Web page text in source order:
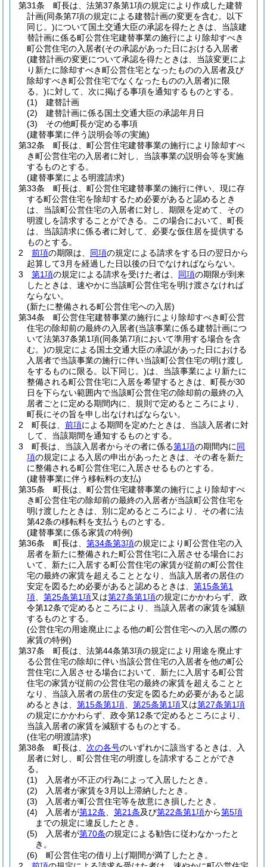
第31条
町長は、法第37条第1項の規定により作成した建替
計画(同条第7項の規定による建替計画の変更を含む。以下
同じ。)について国土交通大臣の承認を得たときは、当該建
替計画に係る町公営住宅建替事業の施行により除却すべき
町公営住宅の入居者(その承認があった日における入居者
(建替計画の変更について承認を得たときは、当該変更によ
り新たに除却すべき町公営住宅となったものの入居者及び
除却すべき町公営住宅でなくなったものの入居者)に限
る。)に対して、次に掲げる事項を通知するものとする。
(1)
建替計画
(2)
建替計画に係る国土交通大臣の承認年月日
(3)
その他町長が定める事項
(建替事業に伴う説明会等の実施)
第32条
町長は、町公営住宅建替事業の施行により除却すべ
き町公営住宅の入居者に対し、当該事業の説明会等を実施
するものとする。
(建替事業による明渡請求)
第33条
町長は、町公営住宅建替事業の施行に伴い、現に存
する町公営住宅を除却するため必要があると認めるとき
は、当該町公営住宅の入居者に対し、期限を定めて、その
明渡しを請求することができる。
この場合において、町長
は、当該請求に係る者に対して、必要な仮住居を提供する
ものとする。
2
前項の期限は、 同項の規定による請求をする日の翌日から
起算して3月を経過した日以後の日でなければならない。
3
第1項の規定による請求を受けた者は、 同項の期限が到来
したときは、速やかに当該町公営住宅を明け渡さなければ
ならない。
(新たに整備される町公営住宅への入居)
第34条
町公営住宅建替事業の施行により除却すべき町公営
住宅の除却前の最終の入居者(当該事業に係る建替計画につ
いて法第37条第1項(同条第7項において準用する場合を含
む。)の規定による国土交通大臣の承認があった日における
入居者で当該事業の施行に伴い当該町公営住宅の明け渡し
をするものに限る。以下同じ。)は、当該事業により新たに
整備される町公営住宅に入居を希望するときは、町長が30
日を下らない範囲内で当該町公営住宅の除却前の最終の入
居者ごとに定める期間内に、規則で定めるところにより、
町長にその旨を申し出なければならない。
2
町長は、 前項による期間を定めたときは、当該入居者に対
して、当該期間を通知するものとする。
3
町長は、当該入居者からその者に係る第1項の期間内に同
項の規定による入居の申出があったときは、その者を新た
に整備される町公営住宅に入居させるものとする。
(建替事業に伴う移転料の支払)
第35条
町長は、町公営住宅建替事業の施行により除却すべ
き町公営住宅の除却前の最終の入居者が当該町公営住宅を
明け渡したときは、別に定めるところにより、その者に法
第42条の移転料を支払うものとする。
(建替事業に係る家賃の特例)
第36条
町長は、 第34条第3項の規定により町公営住宅の入
居者を新たに整備された町公営住宅に入居させる場合にお
いて、新たに入居する町公営住宅の家賃が従前の町公営住
宅の最終の家賃を超えることとなり、当該入居者の居住の
安定を図るため必要があると認めるときは、 第15条第1
項
第25条第1項又は第27条第1項の規定にかかわらず、政
令第12条で定めるところにより、当該入居者の家賃を減額
するものとする。
(公営住宅の用途廃止による他の町公営住宅への入居の際の
家賃の特例)
第37条
町長は、法第44条第3項の規定により用途を廃止す
る公営住宅の除却に伴い当該公営住宅の入居者を他の町公
営住宅に入居させる場合において、新たに入居する町公営
住宅の家賃が従前の公営住宅の最終の家賃を超えることと
なり、当該入居者の居住の安定を図るため必要があると認
めるときは、 第15条第1項 第25条第1項又は第27条第1項
の規定にかかわらず、政令第12条で定めるところにより、
当該入居者の家賃を減額するものとする。
(住宅の明渡請求)
第38条
町長は、 次の各号のいずれかに該当するときは、入
居者に対し、町公営住宅の明渡しを請求することができ
る。
(1)
入居者が不正の行為によって入居したとき。
(2)
入居者が家賃を3月以上滞納したとき。
(3)
入居者が町公営住宅等を故意にき損したとき。
(4)
入居者が第12条 第21条及び第22条第1項から第5項
までの規定に違反したとき。
(5)
入居者が第70条の規定による勧告に従わなかったと
き。
(6)
町公営住宅の借り上げ期間が満了したとき。